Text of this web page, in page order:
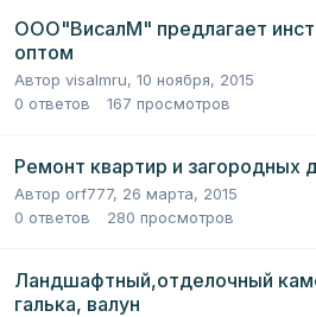
ООО"ВисалМ" предлагает
оптом
Автор visalmru, 10 ноября, 2015
0 ответов 167 просмотров
Ремонт квартир и загородных
Автор orf777, 26 марта, 2015
0 ответов 280 просмотров
Ландшафтный,отделочный
галька, валун